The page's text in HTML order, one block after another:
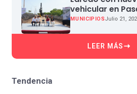
vehicular en
MUNICIPIOSJulio 21,
LEER MÁS
Tendencia